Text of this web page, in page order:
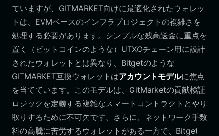
ていますが、GITMARKET向けに最適化されたウォレッ
トは、EVMベースのインフラプロジェクトの複雑さを
処理する必要があります。シンプルな残高送金に重点を
置く（ビットコインのような）UTXOチェーン用に設計
されたウォレットとは異なり、Bitgetのような
GITMARKET互換ウォレットはアカウントモデルに焦点
を当てています。このモデルは、GitMarketの貢献検証
ロジックを定義する複雑なスマートコントラクトとやり
取りするために不可欠です。さらに、ネットワーク手数
料の高騰に苦労するウォレットがある一方で、Bitget